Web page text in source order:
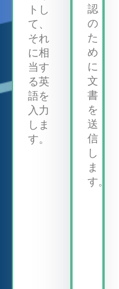
トし
て、
それ
に相
当す
る英
語を
入力
しま
す。
認
の
た
め
に
文
書
を
送
信
し
ま
す。